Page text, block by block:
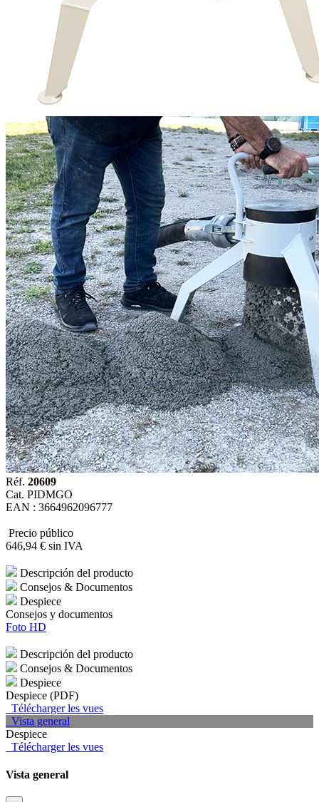
Réf. 20609
Cat. PIDMGO
EAN : 3664962096777
Precio público
646,94 € sin IVA
Descripción del producto
Consejos & Documentos
Despiece
Consejos y documentos
Foto HD
Descripción del producto
Consejos & Documentos
Despiece
Despiece (PDF)
Télécharger les vues
Vista general
Despiece
Télécharger les vues
Vista general